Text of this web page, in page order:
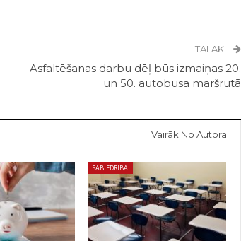
TĀLĀK
Asfaltēšanas darbu dēļ būs izmaiņas 20.
un 50. autobusa maršrutā
Vairāk No Autora
SABIEDRĪBA